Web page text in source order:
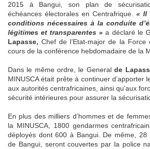
2015 à Bangui, son plan de
échéances électorales en Centrafrique. « Il
conditions nécessaires à la conduite
légitimes et transparentes » a déclaré le
Lapasse, Chef de l’Etat-major de la Force
cours de la conférence hebdomadaire de la
Dans le même ordre, le Generalde
MINUSCA était prête à continuer d’apporter
aux autorités centrafricaines, ainsi qu’aux
sécurité intérieures pour assurer la
En plus des milliers d’hommes et de
la MINUSCA, 1800 gendarmes
déployés dont 600 à Bangui. De même, 28
de Bangui, seront couvertes par la police